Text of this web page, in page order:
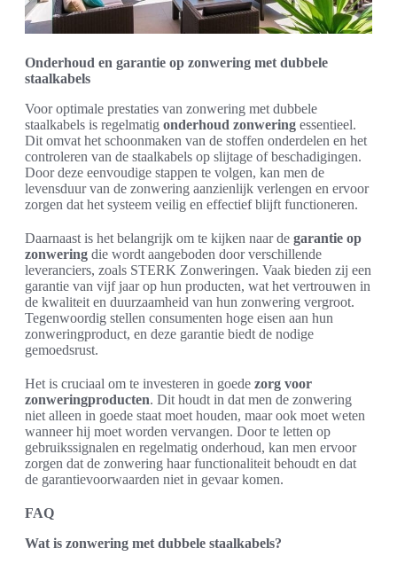
Onderhoud en garantie op zonwering met dubbele
staalkabels
Voor optimale prestaties van zonwering met dubbele
staalkabels is regelmatig onderhoud zonwering essentieel.
Dit omvat het schoonmaken van de stoffen onderdelen en het
controleren van de staalkabels op slijtage of beschadigingen.
Door deze eenvoudige stappen te volgen, kan men de
levensduur van de zonwering aanzienlijk verlengen en ervoor
zorgen dat het systeem veilig en effectief blijft functioneren.
Daarnaast is het belangrijk om te kijken naar de garantie op
zonwering die wordt aangeboden door verschillende
leveranciers, zoals STERK Zonweringen. Vaak bieden zij een
garantie van vijf jaar op hun producten, wat het vertrouwen in
de kwaliteit en duurzaamheid van hun zonwering vergroot.
Tegenwoordig stellen consumenten hoge eisen aan hun
zonweringproduct, en deze garantie biedt de nodige
gemoedsrust.
Het is cruciaal om te investeren in goede zorg voor
zonweringproducten. Dit houdt in dat men de zonwering
niet alleen in goede staat moet houden, maar ook moet weten
wanneer hij moet worden vervangen. Door te letten op
gebruikssignalen en regelmatig onderhoud, kan men ervoor
zorgen dat de zonwering haar functionaliteit behoudt en dat
de garantievoorwaarden niet in gevaar komen.
FAQ
Wat is zonwering met dubbele staalkabels?